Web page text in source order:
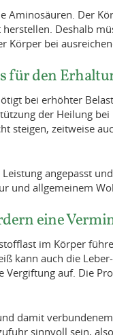
Aminosäuren. Der
Deshalb
Körper bei
für den
bei erhöhter
der Heilung
steigen, zeitweise
angepasst
und allgemeinem
eine
im Körper
kann auch die
Vergiftung auf. Die
damit
sinnvoll sein,